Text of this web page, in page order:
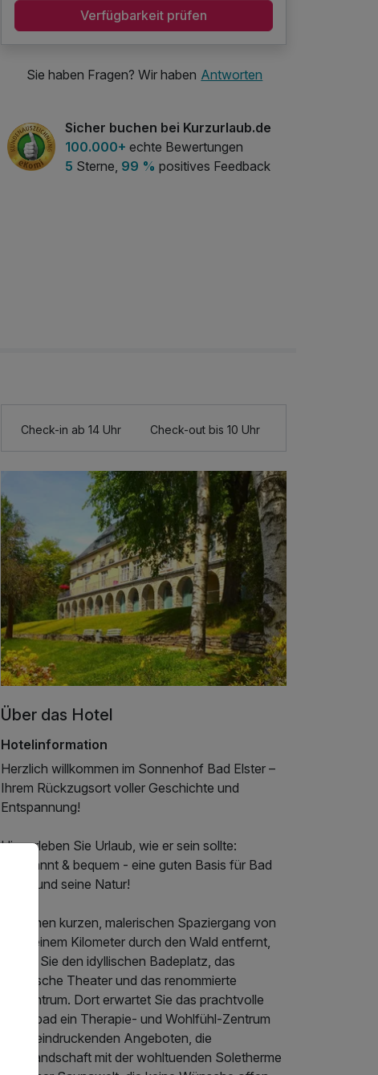
Verfügbarkeit prüfen
Sie haben Fragen? Wir haben Antworten
Sicher buchen bei Kurzurlaub.de
100.000+ echte Bewertungen
5 Sterne, 99 % positives Feedback
Check-in ab 14 Uhr Check-out bis 10 Uhr
Über das Hotel
Hotelinformation
Herzlich willkommen im Sonnenhof Bad Elster –
Ihrem Rückzugsort voller Geschichte und
Entspannung!
Hier erleben Sie Urlaub, wie er sein sollte:
entspannt & bequem - eine guten Basis für Bad
Elster und seine Natur!
Nur einen kurzen, malerischen Spaziergang von
etwa einem Kilometer durch den Wald entfernt,
finden Sie den idyllischen Badeplatz, das
historische Theater und das renommierte
Kurzentrum. Dort erwartet Sie das prachtvolle
Albertbad ein Therapie- und Wohlfühl-Zentrum
mit beeindruckenden Angeboten, die
Badelandschaft mit der wohltuenden Soletherme